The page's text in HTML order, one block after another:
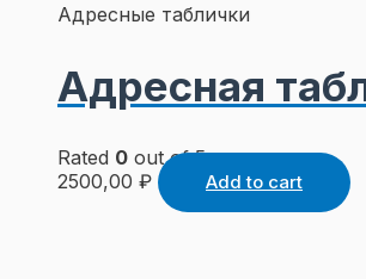
Адресные таблички
Адресная
Rated 0 out of 5
2500,00 ₽ Add to cart